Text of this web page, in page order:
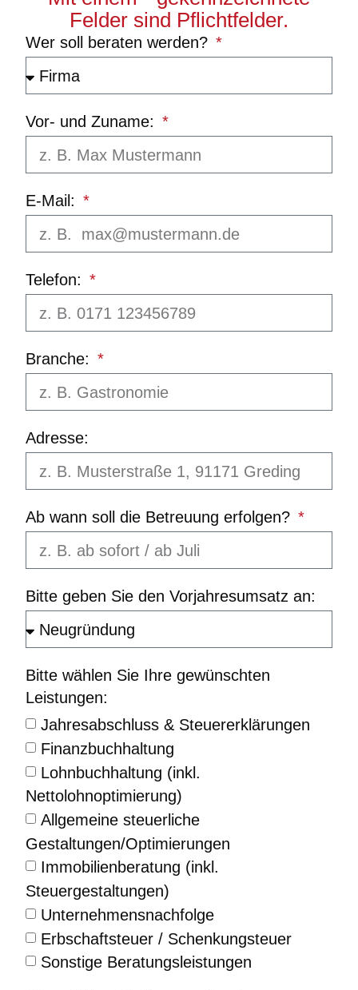
Felder sind Pflichtfelder.
Wer soll beraten werden?
Vor- und Zuname:
E-Mail:
Telefon:
Branche:
Adresse:
Ab wann soll die Betreuung erfolgen?
Bitte geben Sie den Vorjahresumsatz an:
Bitte wählen Sie Ihre gewünschten
Leistungen:
Jahresabschluss & Steuererklärungen
Finanzbuchhaltung
Lohnbuchhaltung (inkl.
Nettolohnoptimierung)
Allgemeine steuerliche
Gestaltungen/Optimierungen
Immobilienberatung (inkl.
Steuergestaltungen)
Unternehmensnachfolge
Erbschaftsteuer / Schenkungsteuer
Sonstige Beratungsleistungen